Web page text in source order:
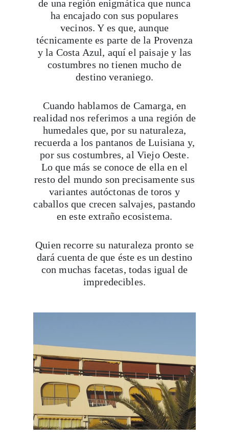
de una región enigmática que nunca
ha encajado con sus populares
vecinos. Y es que, aunque
técnicamente es parte de la Provenza
y la Costa Azul, aquí el paisaje y las
costumbres no tienen mucho de
destino veraniego.
Cuando hablamos de Camarga, en
realidad nos referimos a una región de
humedales que, por su naturaleza,
recuerda a los pantanos de Luisiana y,
por sus costumbres, al Viejo Oeste.
Lo que más se conoce de ella en el
resto del mundo son precisamente sus
variantes autóctonas de toros y
caballos que crecen salvajes, pastando
en este extraño ecosistema.
Quien recorre su naturaleza pronto se
dará cuenta de que éste es un destino
con muchas facetas, todas igual de
impredecibles.